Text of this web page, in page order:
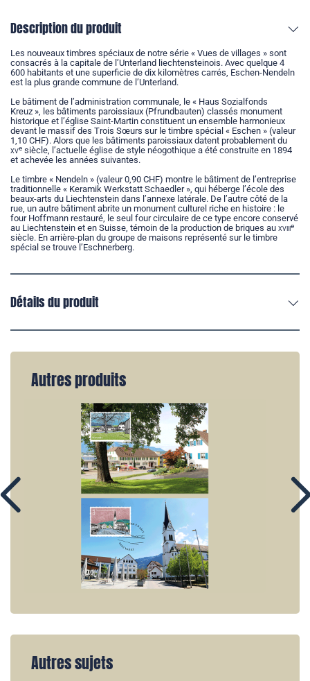
Description du produit
Les nouveaux timbres spéciaux de notre série « Vues de villages » sont
consacrés à la capitale de l’Unterland liechtensteinois. Avec quelque 4
600 habitants et une superficie de dix kilomètres carrés, Eschen-Nendeln
est la plus grande commune de l’Unterland.
Le bâtiment de l’administration communale, le « Haus Sozialfonds
Kreuz », les bâtiments paroissiaux (Pfrundbauten) classés monument
historique et l’église Saint-Martin constituent un ensemble harmonieux
devant le massif des Trois Sœurs sur le timbre spécial « Eschen » (valeur
1,10 CHF). Alors que les bâtiments paroissiaux datent probablement du
xve siècle, l’actuelle église de style néogothique a été construite en 1894
et achevée les années suivantes.
Le timbre « Nendeln » (valeur 0,90 CHF) montre le bâtiment de l’entreprise
traditionnelle « Keramik Werkstatt Schaedler », qui héberge l’école des
beaux-arts du Liechtenstein dans l’annexe latérale. De l’autre côté de la
rue, un autre bâtiment abrite un monument culturel riche en histoire : le
four Hoffmann restauré, le seul four circulaire de ce type encore conservé
au Liechtenstein et en Suisse, témoin de la production de briques au xviiie
siècle. En arrière-plan du groupe de maisons représenté sur le timbre
spécial se trouve l’Eschnerberg.
Détails du produit
Autres produits
Autres sujets